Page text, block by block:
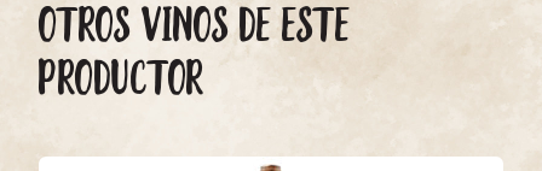
OTROS VINOS DE ESTE
PRODUCTOR